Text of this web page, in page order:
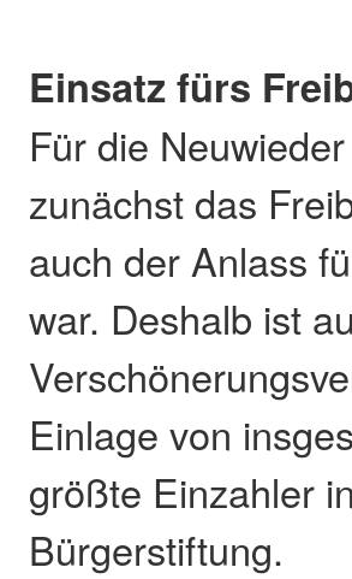
Einsatz fürs
Für die
zunächst das
auch der Anlass
war. Deshalb ist
Einlage von
größte Einzahler
Bürgerstiftung.